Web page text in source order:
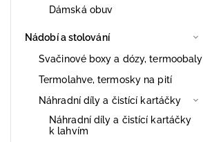
Dámská obuv
Nádobí a stolování
Svačinové boxy a dózy, termoobaly
Termolahve, termosky na pití
Náhradní díly a čistící kartáčky
Náhradní díly a čistící kartáčky
k lahvím